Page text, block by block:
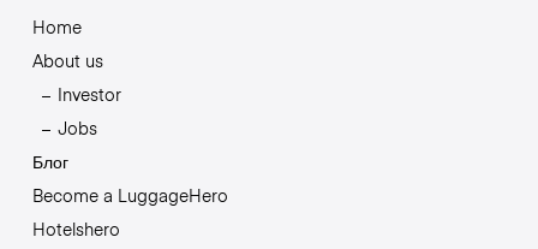
Home
About us
Investor
Jobs
Блог
Become a LuggageHero
Hotelshero